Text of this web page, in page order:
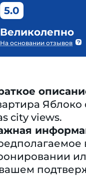
5.0
Великолепно
На основании отзывов
city views.